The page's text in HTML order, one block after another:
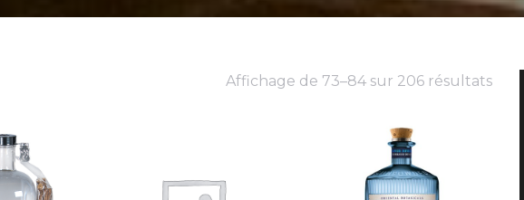
Affichage de 73–84 sur 206 résultats